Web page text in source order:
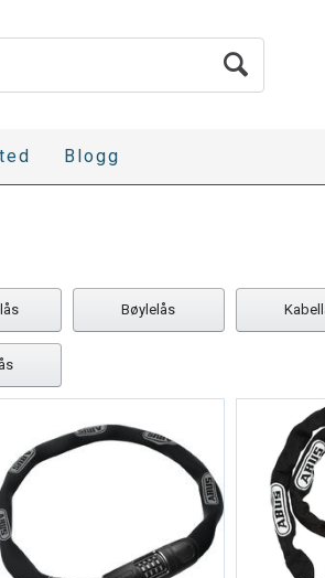
Blogg
Bøylelås